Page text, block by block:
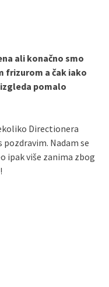
ali konačno smo
frizurom a čak iako
pomalo
Directionera
pozdravim. Nadam se
ipak više zanima zbog